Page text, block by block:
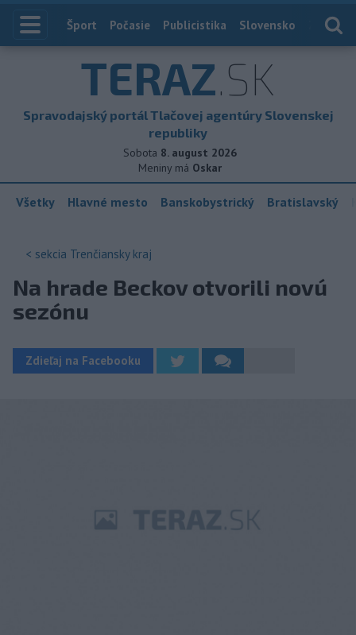
Index
Šport Počasie Publicistika Slovensko
TERAZ.SK
Spravodajský portál Tlačovej agentúry Slovenskej
republiky
Sobota 8. august 2026
Meniny má Oskar
Všetky Hlavné mesto Banskobystrický Bratislavský
< sekcia Trenčiansky kraj
Na hrade Beckov otvorili novú
sezónu
Zdieľaj na Facebooku